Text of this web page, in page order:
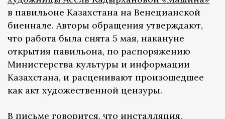
в павильоне Казахстана на Венецианской
биеннале. Авторы обращения утверждают,
что работа была снята 5 мая, накануне
открытия павильона, по распоряжению
Министерства культуры и информации
Казахстана, и расценивают произошедшее
как акт художественной цензуры.
В письме говорится, что инсталляция,